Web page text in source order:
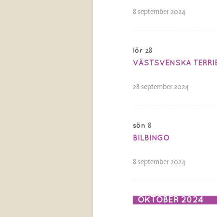
8 september 2024
lör 28
VÄSTSVENSKA
28 september 2024
sön 8
BILBINGO
8 september 2024
OKTOBER 2024